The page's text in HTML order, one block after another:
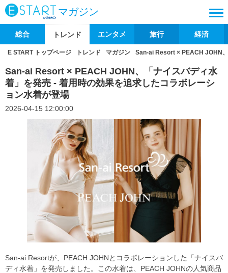
マガジン
総合 トレンド エンタメ 旅行 経済
E START トップページ トレンド マガジン San-ai Resort × PEACH JOHN
San-ai Resort × PEACH JOHN、「ナイスバディ水
着」を発売 - 着用時の効果を追求したコラボレーシ
ョン水着が登場
2026-04-15 12:00:00
San-ai Resortが、PEACH JOHNとコラボレーションした「ナイスバ
ディ水着」を発売しました。この水着は、PEACH JOHNの人気商品